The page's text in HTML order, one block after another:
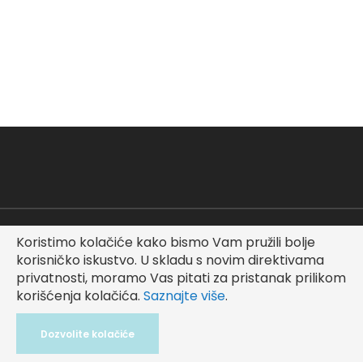
Koristimo kolačiće kako bismo Vam pružili bolje
korisničko iskustvo. U skladu s novim direktivama
privatnosti, moramo Vas pitati za pristanak prilikom
korišćenja kolačića. Saznajte više.
Dozvolite kolačiće
Copyright © Fashionable Kid